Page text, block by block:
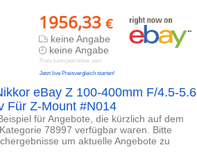
1956,33 €
keine Angabe
keine Angabe
Preis kann jetzt höher sein
Jetzt live Preisvergleich starten!
eBay Z 100-400mm F/4.5-5.6
Für Z-Mount #N014
für Angebote, die kürzlich auf dem
78997 verfügbar waren. Bitte
um aktuelle Angebote zu